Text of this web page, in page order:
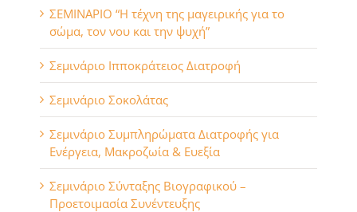
ΣΕΜΙΝΑΡΙΟ “Η τέχνη της μαγειρικής για το
σώμα, τον νου και την ψυχή”
Σεμινάριο Ιπποκράτειος Διατροφή
Σεμινάριο Σοκολάτας
Σεμινάριο Συμπληρώματα Διατροφής για
Ενέργεια, Μακροζωία & Ευεξία
Σεμινάριο Σύνταξης Βιογραφικού –
Προετοιμασία Συνέντευξης